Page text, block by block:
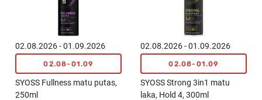
02.08.2026 - 01.09.2026
02.08-01.09
SYOSS Fullness matu putas,
250ml
02.08.2026 - 01.09.2026
02.08-01.09
SYOSS Strong 3in1 matu
laka, Hold 4, 300ml